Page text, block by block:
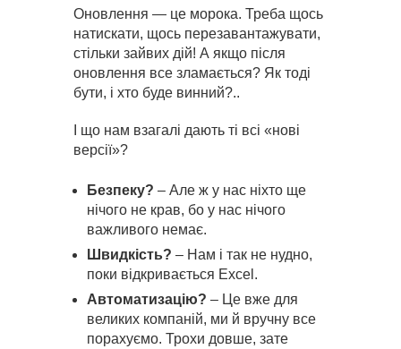
Оновлення — це морока. Треба щось
натискати, щось перезавантажувати,
стільки зайвих дій! А якщо після
оновлення все зламається? Як тоді
бути, і хто буде винний?..
І що нам взагалі дають ті всі «нові
версії»?
Безпеку? – Але ж у нас ніхто ще
нічого не крав, бо у нас нічого
важливого немає.
Швидкість? – Нам і так не нудно,
поки відкривається Excel.
Автоматизацію? – Це вже для
великих компаній, ми й вручну все
порахуємо. Трохи довше, зате